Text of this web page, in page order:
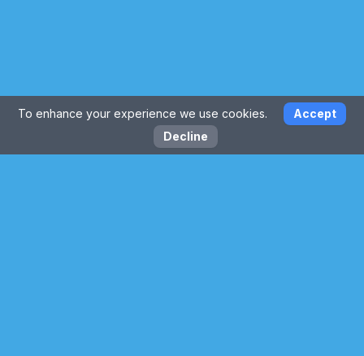
To enhance your experience we use cookies.
Accept
Decline